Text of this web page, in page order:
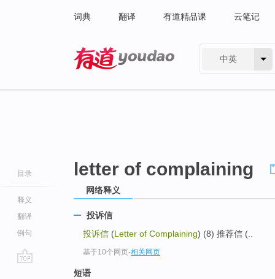
词典 翻译 有道精品课 云笔记
中英
目录
释义
翻译
例句
letter of complaining
网络释义
投诉信
投诉信 (Letter of Complaining) (8) 推荐信 (..
基于10个网页-相关网页
短语